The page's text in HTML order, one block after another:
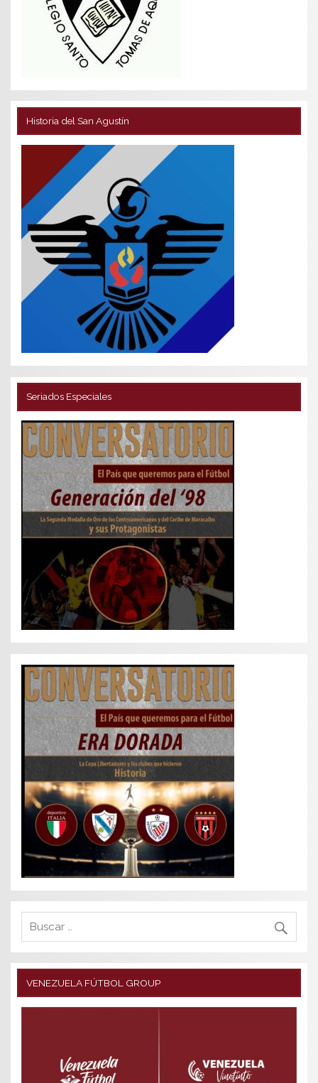
Historia del San Agustín
Seriados Especiales
VENEZUELA FÚTBOL GROUP